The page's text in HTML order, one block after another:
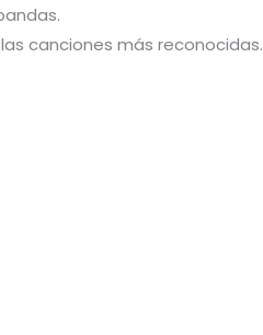
canciones más reconocidas.